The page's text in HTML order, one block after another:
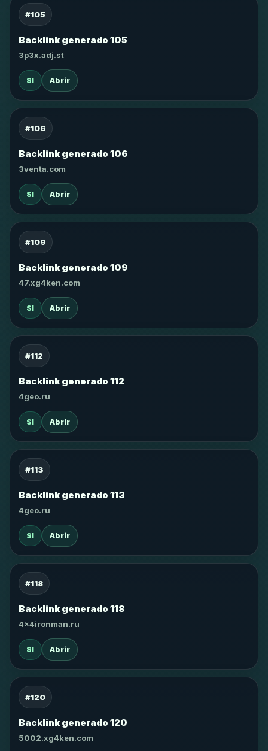
#105
Backlink generado 105
3p3x.adj.st
SI Abrir
#106
Backlink generado 106
3venta.com
SI Abrir
#109
Backlink generado 109
47.xg4ken.com
SI Abrir
#112
Backlink generado 112
4geo.ru
SI Abrir
#113
Backlink generado 113
4geo.ru
SI Abrir
#118
Backlink generado 118
4x4ironman.ru
SI Abrir
#120
Backlink generado 120
5002.xg4ken.com